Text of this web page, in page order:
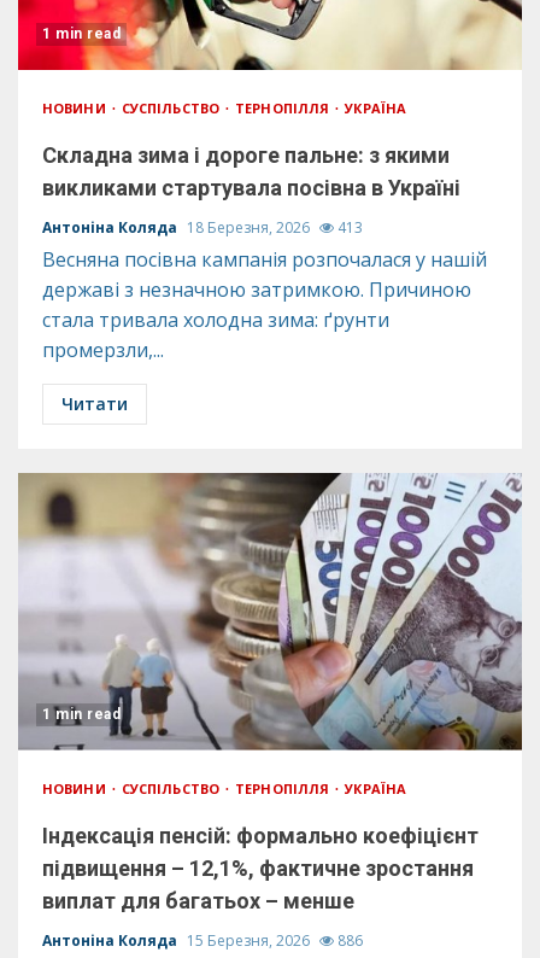
1 min read
НОВИНИ СУСПІЛЬСТВО ТЕРНОПІЛЛЯ УКРАЇНА
Складна зима і дороге пальне: з якими
викликами стартувала посівна в Україні
Антоніна Коляда 18 Березня, 2026 413
Весняна посівна кампанія розпочалася у нашій
державі з незначною затримкою. Причиною
стала тривала холодна зима: ґрунти
промерзли,...
Читати
1 min read
НОВИНИ СУСПІЛЬСТВО ТЕРНОПІЛЛЯ УКРАЇНА
Індексація пенсій: формально коефіцієнт
підвищення – 12,1%, фактичне зростання
виплат для багатьох – менше
Антоніна Коляда 15 Березня, 2026 886